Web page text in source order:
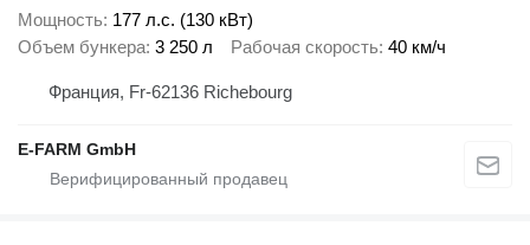
Мощность 177 л.с. (130 кВт)
Объем бункера 3 250 л Рабочая скорость 40 км/ч
Франция, Fr-62136 Richebourg
E-FARM GmbH